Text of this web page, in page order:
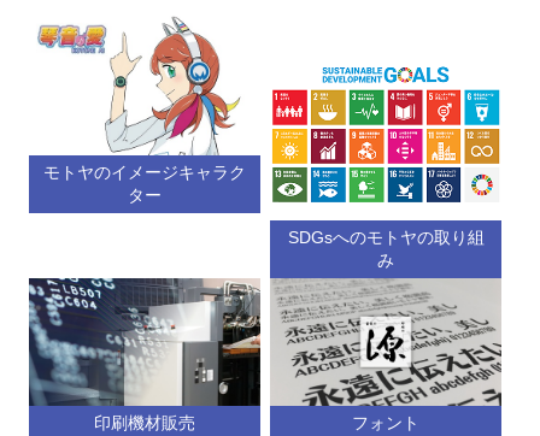
モトヤのイメージキャラク
ター
SDGsへのモトヤの取り組
み
印刷機材販売 フォント